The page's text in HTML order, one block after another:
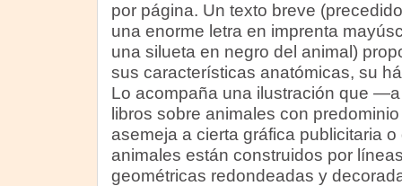
por página. Un texto breve
una enorme letra en imprenta
una silueta en negro del animal)
sus características anatómicas, su
Lo acompaña una ilustración que
libros sobre animales con
asemeja a cierta gráfica publicitaria
animales están construidos por
geométricas redondeadas y